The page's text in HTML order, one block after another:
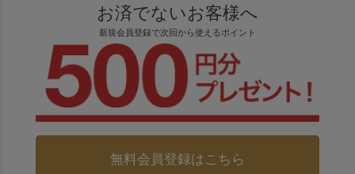
お済でないお客様へ
新規会員登録で次回から使えるポイント
無料会員登録はこちら